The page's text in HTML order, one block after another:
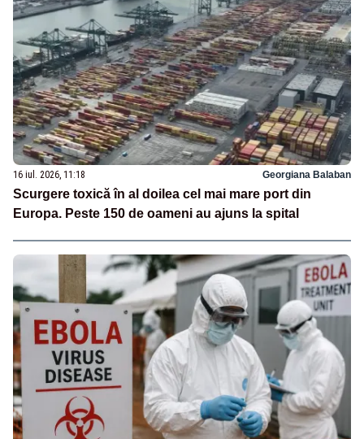
16 iul. 2026, 11:18 Georgiana Balaban
Scurgere toxică în al doilea cel mai mare port din
Europa. Peste 150 de oameni au ajuns la spital